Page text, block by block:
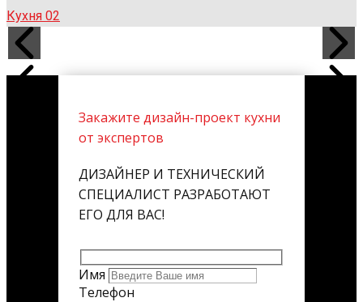
Кухня 02
Закажите дизайн-проект кухни
от экспертов
ДИЗАЙНЕР И ТЕХНИЧЕСКИЙ
СПЕЦИАЛИСТ РАЗРАБОТАЮТ
ЕГО ДЛЯ ВАС!
Имя
Телефон